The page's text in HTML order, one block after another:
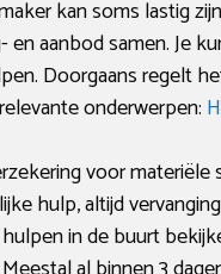
kan soms lastig
en aanbod samen. Je
Doorgaans regelt
onderwerpen:
voor materiële
hulp, altijd
in de buurt